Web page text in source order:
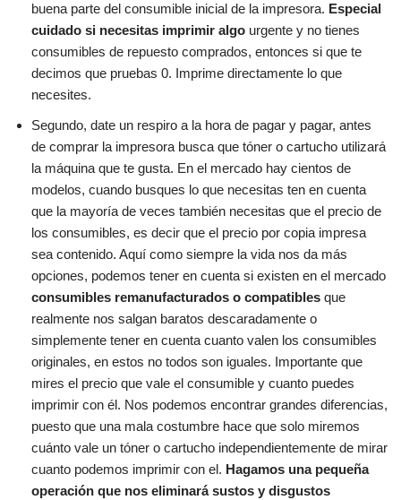
buena parte del consumible inicial de la impresora. Especial
cuidado si necesitas imprimir algo urgente y no tienes
consumibles de repuesto comprados, entonces si que te
decimos que pruebas 0. Imprime directamente lo que
necesites.
Segundo, date un respiro a la hora de pagar y pagar, antes
de comprar la impresora busca que tóner o cartucho utilizará
la máquina que te gusta. En el mercado hay cientos de
modelos, cuando busques lo que necesitas ten en cuenta
que la mayoría de veces también necesitas que el precio de
los consumibles, es decir que el precio por copia impresa
sea contenido. Aquí como siempre la vida nos da más
opciones, podemos tener en cuenta si existen en el mercado
consumibles remanufacturados o compatibles que
realmente nos salgan baratos descaradamente o
simplemente tener en cuenta cuanto valen los consumibles
originales, en estos no todos son iguales. Importante que
mires el precio que vale el consumible y cuanto puedes
imprimir con él. Nos podemos encontrar grandes diferencias,
puesto que una mala costumbre hace que solo miremos
cuánto vale un tóner o cartucho independientemente de mirar
cuanto podemos imprimir con el. Hagamos una pequeña
operación que nos eliminará sustos y disgustos